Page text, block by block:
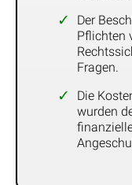
Der
Pflichten
Fragen.
Die
wurden